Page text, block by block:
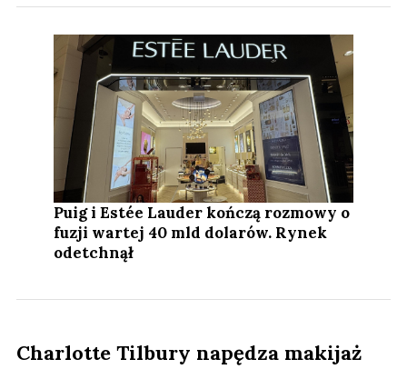
Puig i Estée Lauder kończą rozmowy o
fuzji wartej 40 mld dolarów. Rynek
odetchnął
Charlotte Tilbury napędza makijaż